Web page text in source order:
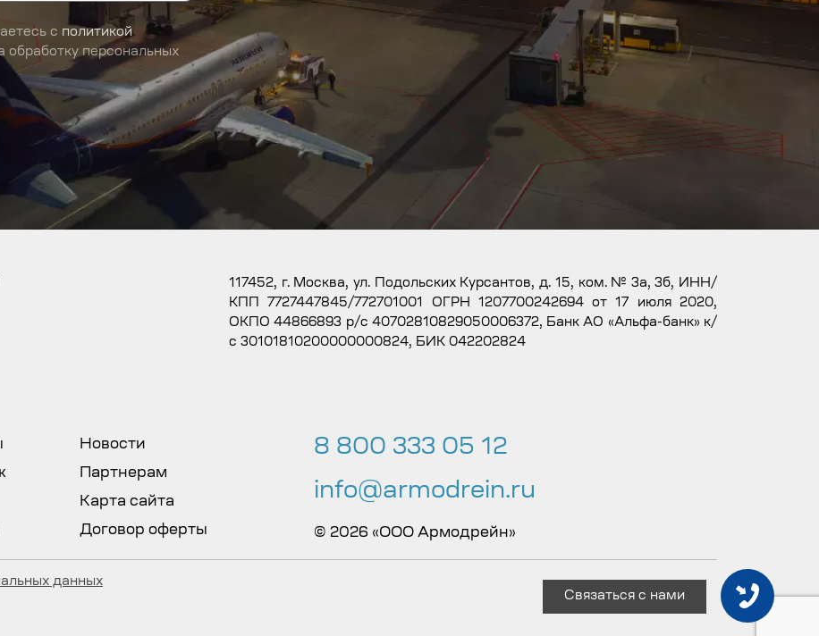
с политикой
обработку персональных
117452, г. Москва, ул. Подольских Курсантов, д. 15, ком. № 3а, 3б, ИНН/
КПП 7727447845/772701001 ОГРН 1207700242694 от 17 июля 2020,
ОКПО 44866893 р/с 40702810829050006372, Банк АО «Альфа-банк» к/
с 30101810200000000824, БИК 042202824
Новости
Партнерам
Карта сайта
Договор оферты
8 800 333 05 12
info@armodrein.ru
© 2026 «ООО Армодрейн»
данных
Связаться с нами